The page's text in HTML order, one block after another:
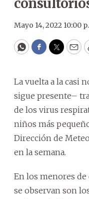
Mayo 14, 2022 10:00
WhatsApp
Facebook
Twitter
La vuelta a la casi
sigue presente–
de los virus
niños más
Dirección de
en la semana.
En los menores de
se observan son